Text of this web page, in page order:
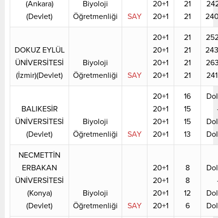
(Ankara)
(Devlet)
Biyoloji
Öğretmenliği
SAY
20+1
20+1
21
21
DOKUZ EYLÜL
ÜNİVERSİTESİ
(İzmir)(Devlet)
Biyoloji
Öğretmenliği
SAY
20+1
20+1
20+1
20+1
21
21
21
21
BALIKESİR
ÜNİVERSİTESİ
(Devlet)
Biyoloji
Öğretmenliği
SAY
20+1
20+1
20+1
20+1
16
15
15
13
NECMETTİN
ERBAKAN
ÜNİVERSİTESİ
(Konya)
(Devlet)
Biyoloji
Öğretmenliği
SAY
20+1
20+1
20+1
20+1
8
8
12
6